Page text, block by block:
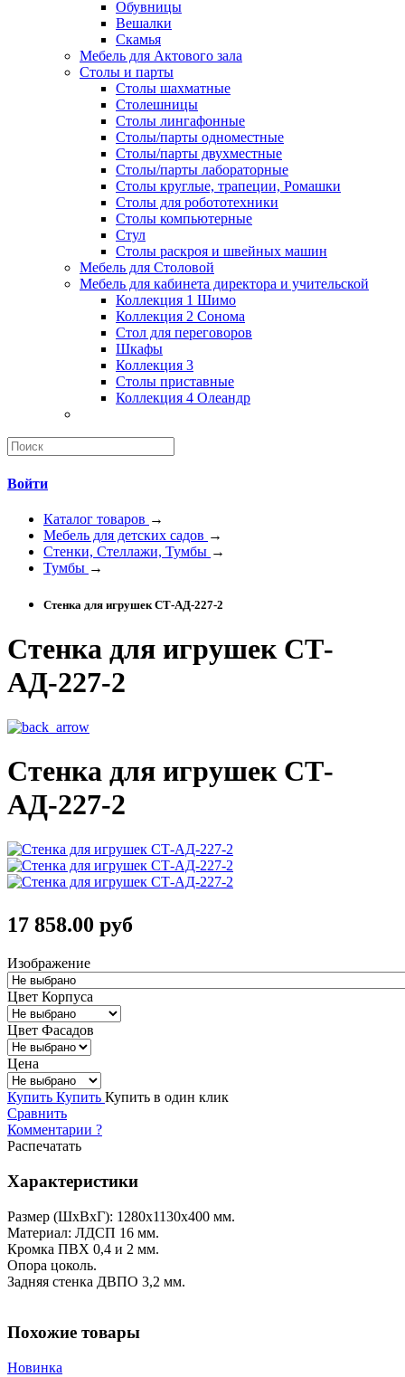
Обувницы
Вешалки
Скамья
Мебель для Актового зала
Столы и парты
Столы шахматные
Столешницы
Столы лингафонные
Столы/парты одноместные
Столы/парты двухместные
Столы/парты лабораторные
Столы круглые, трапеции, Ромашки
Столы для робототехники
Столы компьютерные
Стул
Столы раскроя и швейных машин
Мебель для Столовой
Мебель для кабинета директора и учительской
Коллекция 1 Шимо
Коллекция 2 Сонома
Стол для переговоров
Шкафы
Коллекция 3
Столы приставные
Коллекция 4 Олеандр
Войти
Каталог товаров →
Мебель для детских садов →
Стенки, Стеллажи, Тумбы →
Тумбы →
Стенка для игрушек СТ-АД-227-2
Стенка для игрушек СТ-
АД-227-2
Стенка для игрушек СТ-
АД-227-2
17 858.00 руб
Изображение
Цвет Корпуса
Цвет Фасадов
Цена
Купить Купить Купить в один клик
Сравнить
Комментарии ?
Распечатать
Характеристики
Размер (ШхВхГ): 1280х1130х400 мм.
Материал: ЛДСП 16 мм.
Кромка ПВХ 0,4 и 2 мм.
Опора цоколь.
Задняя стенка ДВПО 3,2 мм.
Похожие товары
Новинка